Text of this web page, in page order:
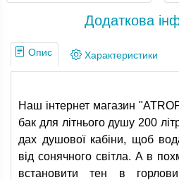
Додаткова
Опис Характеристики
Наш інтернет магазин
бак для літнього душу 200
дах душової кабіни, щоб
від сонячного світла. А в
встановити тен в